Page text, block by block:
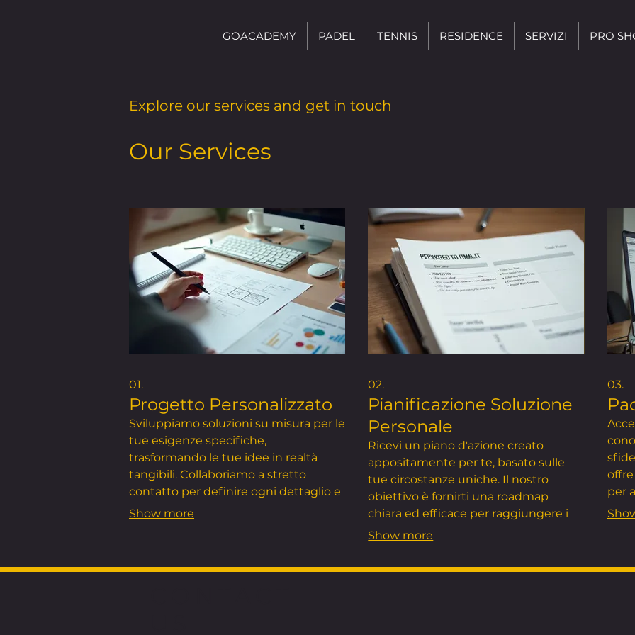
GOACADEMY PADEL TENNIS RESIDENCE SERVIZI PRO
Explore our services and get in touch
Our Services
01.
Progetto Personalizzato
Sviluppiamo soluzioni su misura per le
tue esigenze specifiche,
trasformando le tue idee in realtà
tangibili. Collaboriamo a stretto
contatto per definire ogni dettaglio e
garantire un risultato che superi le
Show more
02.
Pianificazione Soluzione
Personale
Ricevi un piano d'azione creato
appositamente per te, basato sulle
tue circostanze uniche. Il nostro
obiettivo è fornirti una roadmap
chiara ed efficace per raggiungere i
tuoi obiettivi personali o professionali.
Show more
03.
per